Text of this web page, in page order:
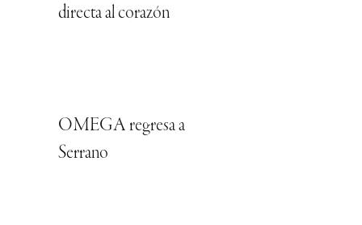
directa al corazón
OMEGA regresa a
Serrano